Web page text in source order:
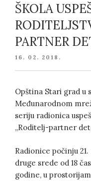
ŠKOLA
PARTNER
POSTED
16. 02. 2018.
Opština Stari grad u
Međunarodnom
seriju radionica
„Roditelj-partner
Radionice­ počinju
druge srede od 18
godine, u